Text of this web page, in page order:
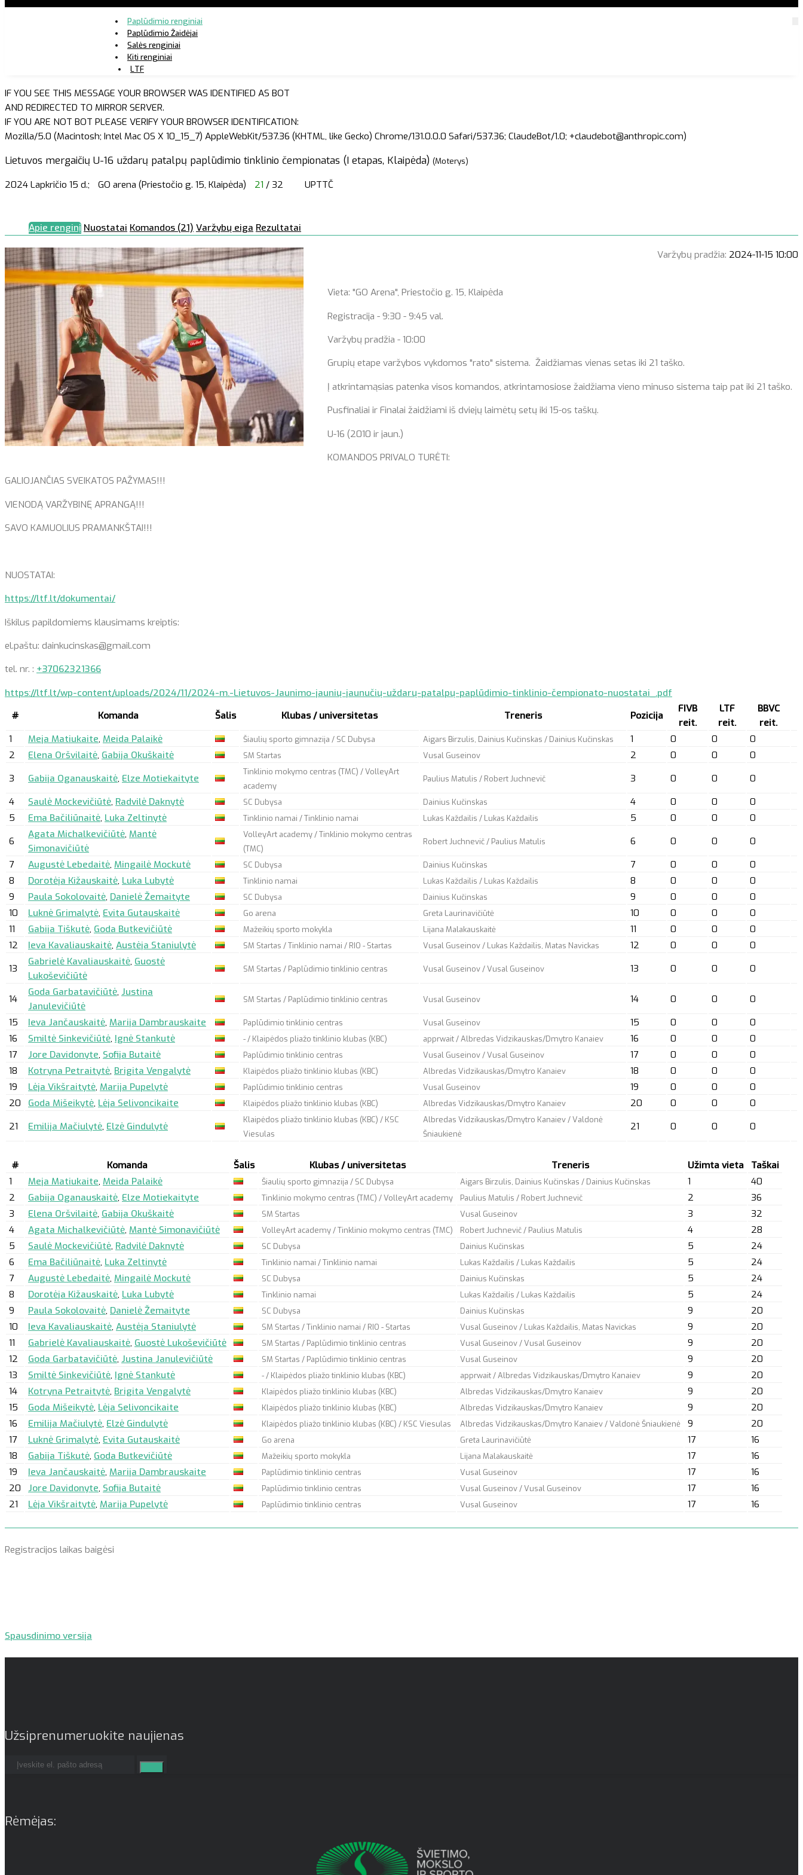
Paplūdimio renginiai
Paplūdimio Žaidėjai
Salės renginiai
Kiti renginiai
LTF
IF YOU SEE THIS MESSAGE YOUR BROWSER WAS IDENTIFIED AS BOT
AND REDIRECTED TO MIRROR SERVER.
IF YOU ARE NOT BOT PLEASE VERIFY YOUR BROWSER IDENTIFICATION:
Mozilla/5.0 (Macintosh; Intel Mac OS X 10_15_7) AppleWebKit/537.36 (KHTML, like Gecko) Chrome/131.0.0.0 Safari/537.36; ClaudeBot/1.0; +claudebot@anthropic.com)
Lietuvos mergaičių U-16 uždarų patalpų paplūdimio tinklinio čempionatas (I etapas, Klaipėda) (Moterys)
2024 Lapkričio 15 d.; GO arena (Priestočio g. 15, Klaipėda) 21 / 32 UPTTČ
Apie renginį Nuostatai Komandos (21) Varžybų eiga Rezultatai
Varžybų pradžia: 2024-11-15 10:00
Vieta: "GO Arena", Priestočio g. 15, Klaipėda
Registracija - 9:30 - 9:45 val.
Varžybų pradžia - 10:00
Grupių etape varžybos vykdomos "rato" sistema. Žaidžiamas vienas setas iki 21 taško.
Į atkrintamąsias patenka visos komandos, atkrintamosiose žaidžiama vieno minuso sistema taip pat iki 21 taško.
Pusfinaliai ir Finalai žaidžiami iš dviejų laimėtų setų iki 15-os taškų.
U-16 (2010 ir jaun.)
KOMANDOS PRIVALO TURĖTI:
GALIOJANČIAS SVEIKATOS PAŽYMAS!!!
VIENODĄ VARŽYBINĘ APRANGĄ!!!
SAVO KAMUOLIUS PRAMANKŠTAI!!!
NUOSTATAI:
https://ltf.lt/dokumentai/
Iškilus papildomiems klausimams kreiptis:
el.paštu: dainkucinskas@gmail.com
tel. nr. : +37062321366
https://ltf.lt/wp-content/uploads/2024/11/2024-m.-Lietuvos-Jaunimo-jaunių-jaunučių-uždarų-patalpų-paplūdimio-tinklinio-čempionato-nuostatai_.pdf
#
Komanda Šalis Klubas / universitetas Treneris Pozicija
FIVB
reit.
LTF
reit.
BBVC
reit.
1
Meja Matiukaite, Meida Palaikė Šiaulių sporto gimnazija / SC Dubysa Aigars Birzulis, Dainius Kučinskas / Dainius Kučinskas 1 0 0
0
2
Elena Oršvilaitė, Gabija Okuškaitė SM Startas Vusal Guseinov 2 0 0
0
3
Gabija Oganauskaitė, Elze Motiekaityte
Tinklinio mokymo centras (TMC) / VolleyArt
academy
Paulius Matulis / Robert Juchnevič 3 0 0
0
4
Saulė Mockevičiūtė, Radvilė Daknytė SC Dubysa Dainius Kučinskas 4 0 0
0
5
Ema Bačiliūnaitė, Luka Zeltinytė Tinklinio namai / Tinklinio namai Lukas Každailis / Lukas Každailis 5 0 0
0
6
Agata Michalkevičiūtė, Mantė
Simonavičiūtė
VolleyArt academy / Tinklinio mokymo centras
(TMC)
Robert Juchnevič / Paulius Matulis 6 0 0
0
7
Augustė Lebedaitė, Mingailė Mockutė SC Dubysa Dainius Kučinskas 7 0 0
0
8
Dorotėja Kižauskaitė, Luka Lubytė Tinklinio namai Lukas Každailis / Lukas Každailis 8 0 0
0
9
Paula Sokolovaitė, Danielė Žemaityte SC Dubysa Dainius Kučinskas 9 0 0
0
10
Luknė Grimalytė, Evita Gutauskaitė Go arena Greta Laurinavičiūtė 10 0 0
0
11
Gabija Tiškutė, Goda Butkevičiūtė Mažeikių sporto mokykla Lijana Malakauskaitė 11 0 0
0
12
Ieva Kavaliauskaitė, Austėja Staniulytė SM Startas / Tinklinio namai / RIO - Startas Vusal Guseinov / Lukas Každailis, Matas Navickas 12 0 0
0
13
Gabrielė Kavaliauskaitė, Guostė
Lukoševičiūtė
SM Startas / Paplūdimio tinklinio centras Vusal Guseinov / Vusal Guseinov 13 0 0 0
14
Goda Garbatavičiūtė, Justina
Janulevičiūtė
SM Startas / Paplūdimio tinklinio centras Vusal Guseinov 14 0 0
0
15
Ieva Jančauskaitė, Marija Dambrauskaite Paplūdimio tinklinio centras Vusal Guseinov 15 0 0
0
16
Smiltė Sinkevičiūtė, Ignė Stankutė - / Klaipėdos pliažo tinklinio klubas (KBC) apprwait/ Albredas Vidzikauskas/Dmytro Kanaiev 16 0 0
0
17
Jore Davidonyte, Sofija Butaitė Paplūdimio tinklinio centras Vusal Guseinov / Vusal Guseinov 17 0 0
0
18
Kotryna Petraitytė, Brigita Vengalytė Klaipėdos pliažo tinklinio klubas (KBC) Albredas Vidzikauskas/Dmytro Kanaiev 18 0 0
0
19
Lėja Vikšraitytė, Marija Pupelytė Paplūdimio tinklinio centras Vusal Guseinov 19 0 0
0
20
Goda Mišeikytė, Lėja Selivoncikaite Klaipėdos pliažo tinklinio klubas (KBC) Albredas Vidzikauskas/Dmytro Kanaiev 20 0 0
0
21
Emilija Mačiulytė, Elzė Gindulytė
Klaipėdos pliažo tinklinio klubas (KBC) / KSC
Viesulas
Albredas Vidzikauskas/Dmytro Kanaiev / Valdonė
Šniaukienė
21 0 0 0
# Komanda Šalis Klubas / universitetas Treneris Užimta vieta
Taškai
1
Meja Matiukaite, Meida Palaikė Šiaulių sporto gimnazija / SC Dubysa Aigars Birzulis, Dainius Kučinskas / Dainius Kučinskas 1
40
2
Gabija Oganauskaitė, Elze Motiekaityte Tinklinio mokymo centras (TMC) / VolleyArt academy Paulius Matulis / Robert Juchnevič 2
36
3
Elena Oršvilaitė, Gabija Okuškaitė SM Startas Vusal Guseinov 3
32
4
Agata Michalkevičiūtė, Mantė Simonavičiūtė VolleyArt academy / Tinklinio mokymo centras (TMC) Robert Juchnevič / Paulius Matulis 4
28
5
Saulė Mockevičiūtė, Radvilė Daknytė SC Dubysa Dainius Kučinskas 5
24
6
Ema Bačiliūnaitė, Luka Zeltinytė Tinklinio namai / Tinklinio namai Lukas Každailis / Lukas Každailis 5
24
7
Augustė Lebedaitė, Mingailė Mockutė SC Dubysa Dainius Kučinskas 5
24
8
Dorotėja Kižauskaitė, Luka Lubytė Tinklinio namai Lukas Každailis / Lukas Každailis 5
24
9
Paula Sokolovaitė, Danielė Žemaityte SC Dubysa Dainius Kučinskas 9
20
10
Ieva Kavaliauskaitė, Austėja Staniulytė SM Startas / Tinklinio namai / RIO - Startas Vusal Guseinov / Lukas Každailis, Matas Navickas 9
20
11
Gabrielė Kavaliauskaitė, Guostė Lukoševičiūtė SM Startas / Paplūdimio tinklinio centras Vusal Guseinov / Vusal Guseinov 9
20
12
Goda Garbatavičiūtė, Justina Janulevičiūtė SM Startas / Paplūdimio tinklinio centras Vusal Guseinov 9
20
13
Smiltė Sinkevičiūtė, Ignė Stankutė - / Klaipėdos pliažo tinklinio klubas (KBC) apprwait/ Albredas Vidzikauskas/Dmytro Kanaiev 9
20
14
Kotryna Petraitytė, Brigita Vengalytė Klaipėdos pliažo tinklinio klubas (KBC) Albredas Vidzikauskas/Dmytro Kanaiev 9
20
15
Goda Mišeikytė, Lėja Selivoncikaite Klaipėdos pliažo tinklinio klubas (KBC) Albredas Vidzikauskas/Dmytro Kanaiev 9
20
16
Emilija Mačiulytė, Elzė Gindulytė Klaipėdos pliažo tinklinio klubas (KBC) / KSC Viesulas Albredas Vidzikauskas/Dmytro Kanaiev / Valdonė Šniaukienė 9
20
17
Luknė Grimalytė, Evita Gutauskaitė Go arena Greta Laurinavičiūtė 17
16
18
Gabija Tiškutė, Goda Butkevičiūtė Mažeikių sporto mokykla Lijana Malakauskaitė 17
16
19
Ieva Jančauskaitė, Marija Dambrauskaite Paplūdimio tinklinio centras Vusal Guseinov 17
16
20
Jore Davidonyte, Sofija Butaitė Paplūdimio tinklinio centras Vusal Guseinov / Vusal Guseinov 17
16
21
Lėja Vikšraitytė, Marija Pupelytė Paplūdimio tinklinio centras Vusal Guseinov 17 16
Registracijos laikas baigėsi
Spausdinimo versija
Užsiprenumeruokite naujienas
Rėmėjas: